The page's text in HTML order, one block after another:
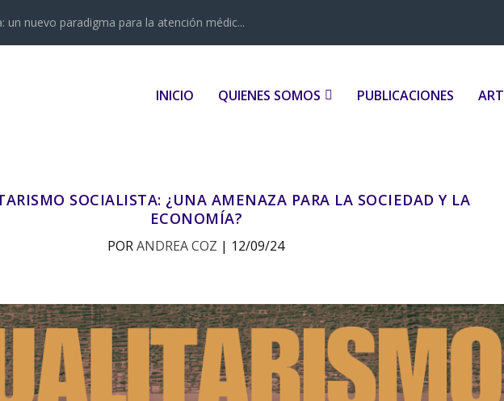
un nuevo paradigma para la atención médic...
INICIO QUIENES SOMOS PUBLICACIONES
SOCIALISTA: ¿UNA AMENAZA PARA LA SOCIEDAD Y LA
ECONOMÍA?
PORANDREA COZ | 12/09/24